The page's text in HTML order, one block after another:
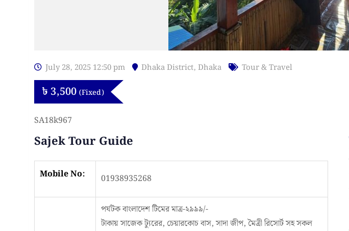
July 28, 2025 12:50 pm Dhaka District, Dhaka Tour & Travel
৳ 3,500 (Fixed)
SA18k967
Sajek Tour Guide
Mobile No: 01938935268
পর্যটক বাংলাদেশ টিমের মাত্র-২৯৯৯/-
টাকায় সাজেক ট্যুরের, চেয়ারকোচ বাস, সাদা জীপ, মৈত্রী রিসোর্ট সহ সকল